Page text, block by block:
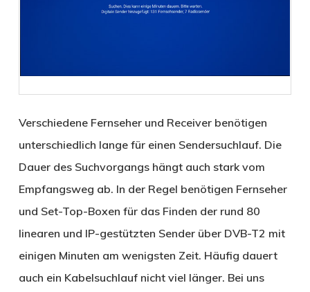
Verschiedene Fernseher und Receiver benötigen
unterschiedlich lange für einen Sendersuchlauf. Die
Dauer des Suchvorgangs hängt auch stark vom
Empfangsweg ab. In der Regel benötigen Fernseher
und Set-Top-Boxen für das Finden der rund 80
linearen und IP-gestützten Sender über DVB-T2 mit
einigen Minuten am wenigsten Zeit. Häufig dauert
auch ein Kabelsuchlauf nicht viel länger. Bei uns